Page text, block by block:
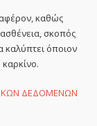
καθώς
σκοπός
καλύπτει όποιον
ΔΕΔΟΜΕΝΩΝ